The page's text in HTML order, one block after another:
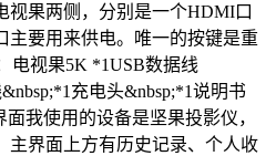
视果两侧，分别是一个HDMI口
主要用来供电。唯一的按键是重
电视果5K *1USB数据线
充电头&nbsp;*1说明书
我使用的设备是坚果投影仪，
主界面上方有历史记录、个人收